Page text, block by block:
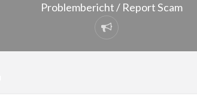
Problembericht / Report Scam
Problembericht
/